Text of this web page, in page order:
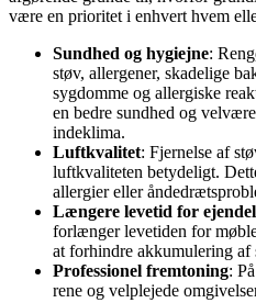
være en prioritet i enhvert hvem
Sundhed og hygiejne:
støv, allergener, skadelige
sygdomme og allergiske
en bedre sundhed og
indeklima.
Luftkvalitet: Fjernelse af
luftkvaliteten betydeligt.
allergier eller
Længere levetid for
forlænger levetiden for
at forhindre akkumulering af
Professionel fremtoning:
rene og velplejede